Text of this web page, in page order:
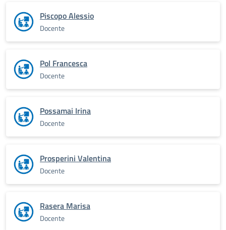
Piscopo Alessio
Docente
Pol Francesca
Docente
Possamai Irina
Docente
Prosperini Valentina
Docente
Rasera Marisa
Docente